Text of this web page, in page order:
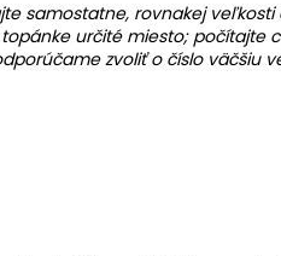
samostatne, rovnakej veľkosti
určité miesto; počítajte
zvoliť o číslo väčšiu